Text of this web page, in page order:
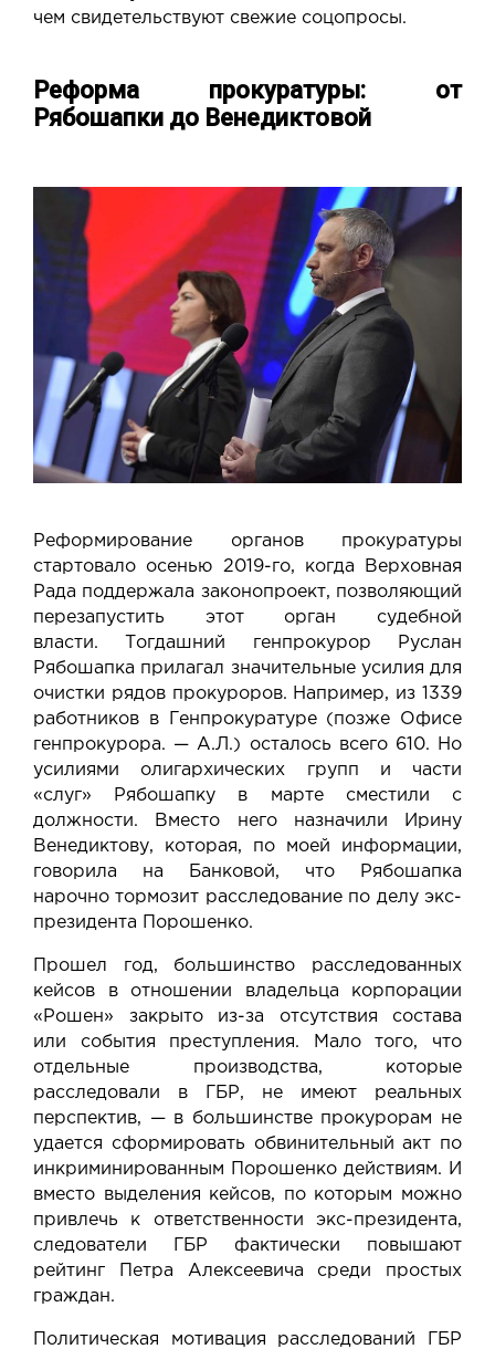
чем свидетельствуют свежие соцопросы.
Реформа прокуратуры: от
Рябошапки до Венедиктовой
Реформирование органов прокуратуры
стартовало осенью 2019-го, когда Верховная
Рада поддержала законопроект, позволяющий
перезапустить этот орган судебной
власти. Тогдашний генпрокурор Руслан
Рябошапка прилагал значительные усилия для
очистки рядов прокуроров. Например, из 1339
работников в Генпрокуратуре (позже Офисе
генпрокурора. — А.Л.) осталось всего 610. Но
усилиями олигархических групп и части
«слуг» Рябошапку в марте сместили с
должности. Вместо него назначили Ирину
Венедиктову, которая, по моей информации,
говорила на Банковой, что Рябошапка
нарочно тормозит расследование по делу экс-
президента Порошенко.
Прошел год, большинство расследованных
кейсов в отношении владельца корпорации
«Рошен» закрыто из-за отсутствия состава
или события преступления. Мало того, что
отдельные производства, которые
расследовали в ГБР, не имеют реальных
перспектив, — в большинстве прокурорам не
удается сформировать обвинительный акт по
инкриминированным Порошенко действиям. И
вместо выделения кейсов, по которым можно
привлечь к ответственности экс-президента,
следователи ГБР фактически повышают
рейтинг Петра Алексеевича среди простых
граждан.
Политическая мотивация расследований ГБР